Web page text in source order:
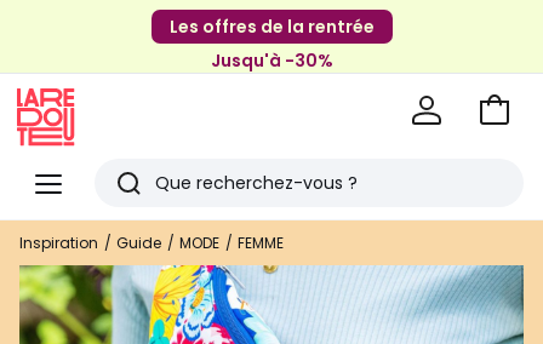
Les offres de la rentrée
Jusqu'à -30%
Menu
Redoute
Rechercher
Derniers
articles
vus
Aller
Inspiration Guide MODE FEMME